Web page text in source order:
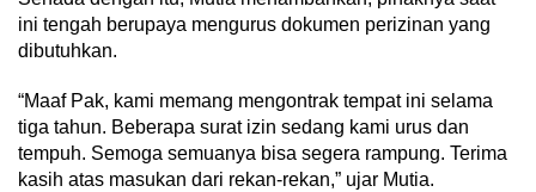
ini tengah berupaya mengurus dokumen perizinan yang
dibutuhkan.
“Maaf Pak, kami memang mengontrak tempat ini selama
tiga tahun. Beberapa surat izin sedang kami urus dan
tempuh. Semoga semuanya bisa segera rampung. Terima
kasih atas masukan dari rekan-rekan,” ujar Mutia.